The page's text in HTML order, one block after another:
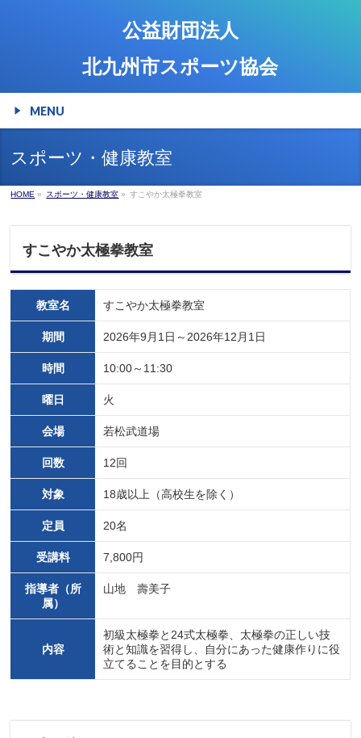
公益財団法人
北九州市スポーツ協会
MENU
スポーツ・健康教室
HOME » スポーツ・健康教室 » すこやか太極拳教室
すこやか太極拳教室
教室名 すこやか太極拳教室
期間 2026年9月1日～2026年12月1日
時間 10:00～11:30
曜日 火
会場 若松武道場
回数 12回
対象 18歳以上（高校生を除く）
定員 20名
受講料 7,800円
指導者（所
属）
山地 壽美子
内容
初級太極拳と24式太極拳、太極拳の正しい技
術と知識を習得し、自分にあった健康作りに役
立てることを目的とする